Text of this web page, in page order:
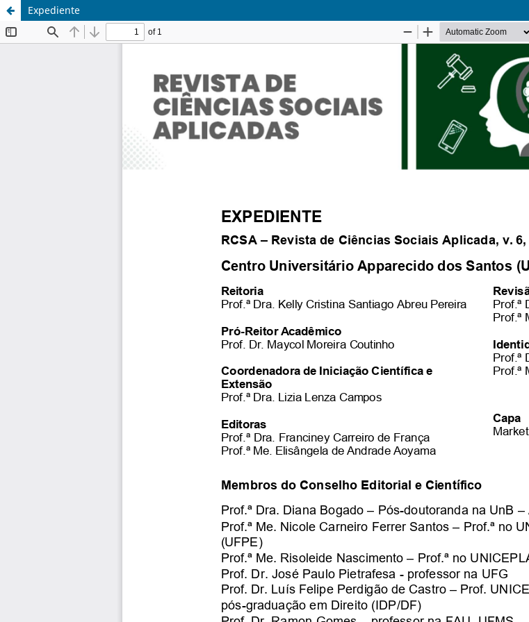
Expediente